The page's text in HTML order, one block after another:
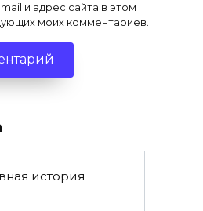
и адрес сайта в этом
моих комментариев.
история